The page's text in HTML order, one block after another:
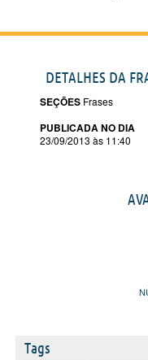
DETALHES DA
SEÇÕES Frases
PUBLICADA NO DIA
23/09/2013 às 11:40
Tags